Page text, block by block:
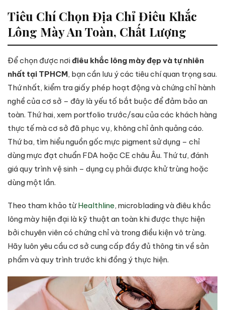
Tiêu Chí Chọn Địa Chỉ Điêu Khắc
Lông Mày An Toàn, Chất Lượng
Để chọn được nơiđiêu khắc lông mày đẹp và tự nhiên
nhất tại TPHCM, bạn cần lưu ý các tiêu chí quan trọng sau.
Thứ nhất, kiểm tra giấy phép hoạt động và chứng chỉ hành
nghề của cơ sở – đây là yếu tố bắt buộc để đảm bảo an
toàn. Thứ hai, xem portfolio trước/sau của các khách hàng
thực tế mà cơ sở đã phục vụ, không chỉ ảnh quảng cáo.
Thứ ba, tìm hiểu nguồn gốc mực pigment sử dụng – chỉ
dùng mực đạt chuẩn FDA hoặc CE châu Âu. Thứ tư, đánh
giá quy trình vệ sinh – dụng cụ phải được khử trùng hoặc
dùng một lần.
Theo tham khảo từHealthline, microblading và điêu khắc
lông mày hiện đại là kỹ thuật an toàn khi được thực hiện
bởi chuyên viên có chứng chỉ và trong điều kiện vô trùng.
Hãy luôn yêu cầu cơ sở cung cấp đầy đủ thông tin về sản
phẩm và quy trình trước khi đồng ý thực hiện.